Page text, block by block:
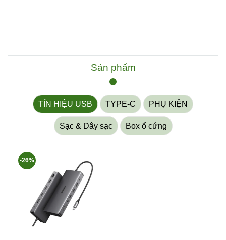
Sản phẩm
TÍN HIỆU USB TYPE-C PHỤ KIỆN
Sạc & Dây sạc Box ổ cứng
-26%